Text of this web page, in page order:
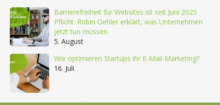
Barrierefreiheit für Websites ist seit Juni 2025
Pflicht: Robin Oehler erklärt, was Unternehmen
jetzt tun müssen
5. August
Wie optimieren Startups ihr E-Mail-Marketing?
16. Juli